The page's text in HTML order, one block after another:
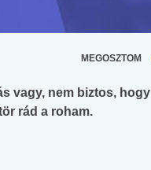
MEGOSZTOM
vagy, nem biztos, hogy
rád a roham.